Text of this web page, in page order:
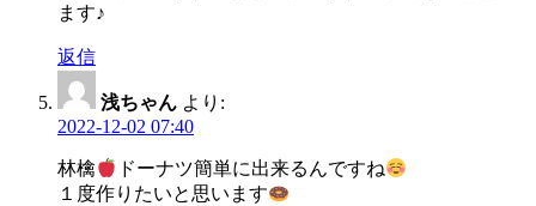
ます♪
返信
浅ちゃん より:
2022-12-02 07:40
林檎
ドーナツ簡単に出来るんですね
１度作りたいと思います